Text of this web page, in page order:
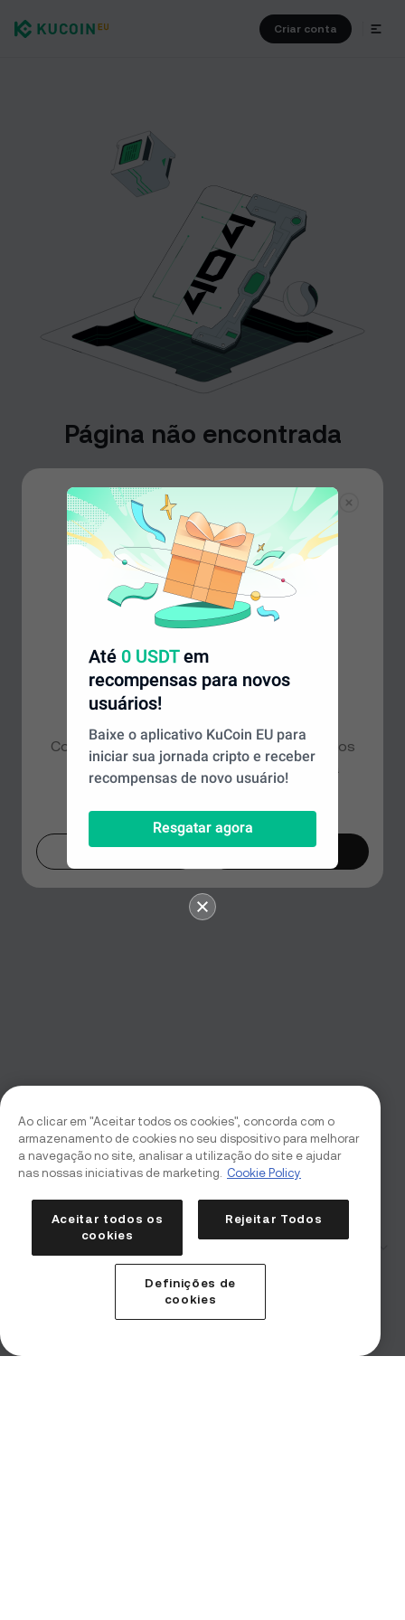
Criar conta
Página não encontrada
Não encontramos a página que você está
procurando, mas não se preocupe: há muito mais para
explorar em nossa página inicial.
Voltar ao início
Declaração de divulgação de riscos
Ao clicar em "Aceitar todos os cookies", concorda com o
armazenamento de cookies no seu dispositivo para melhorar
a navegação no site, analisar a utilização do site e ajudar
nas nossas iniciativas de marketing.
Cookie Policy
Aceitar todos os
cookies
Rejeitar Todos
Definições de
cookies
Até 0 USDT em
recompensas para novos
usuários!
Baixe o aplicativo KuCoin EU para
iniciar sua jornada cripto e receber
recompensas de novo usuário!
Resgatar agora
Parece que você está em uma
região diferente
Com base na sua localização, recomendamos
que você acesse o site
Global para ter a
melhor experiência. Deseja continuar?
Agora não Mudar agora